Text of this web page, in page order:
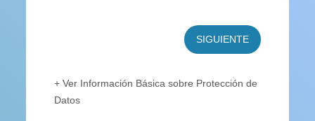
SIGUIENTE
+ Ver Información Básica sobre Protección de
Datos